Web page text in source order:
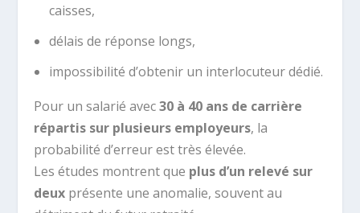
caisses,
délais de réponse longs,
impossibilité d’obtenir un interlocuteur dédié.
Pour un salarié avec30 à 40 ans de carrière
répartis sur plusieurs employeurs, la
probabilité d’erreur est très élevée.
Les études montrent que plus d’un relevé sur
deux présente une anomalie, souvent au